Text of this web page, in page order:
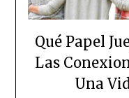
Qué Papel
Las
Una